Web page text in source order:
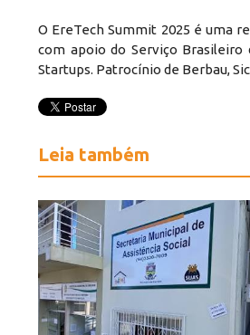
O EreTech Summit 2025 é uma
com apoio do Serviço Brasileiro
Startups. Patrocínio de Berbau,
Leia também